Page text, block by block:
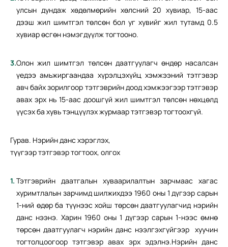
улсын дундаж хөдөлмөрийн хөлсний 20 хувиар, 15-аас
дээш жил шимтгэл төлсөн бол уг хувийг жил тутамд 0.5
хувиар өсгөн нэмэгдүүлж тогтооно.
Олон жил шимтгэл төлсөн даатгуулагч өндөр насалсан
үедээ амьжиргаандаа хүрэлцэхүйц хэмжээний тэтгэвэр
авч байх зорилгоор тэтгэврийн доод хэмжээгээр тэтгэвэр
авах эрх нь 15-аас доошгүй жил шимтгэл төлсөн нөхцөлд
үүсэх ба хувь тэнцүүлэх журмаар тэтгэвэр тогтоохгүй.
Гурав. Нэрийн данс хэрэглэх,
түүгээр тэтгэвэр тогтоох, олгох
Тэтгэврийн даатгалын хуваарилалтын зарчмаас хагас
хуримтлалын зарчимд шилжихдээ 1960 оны 1 дүгээр сарын
1-ний өдөр ба түүнээс хойш төрсөн даатгуулагчид нэрийн
данс нээнэ. Харин 1960 оны 1 дүгээр сарын 1-нээс өмнө
төрсөн даатгуулагч нэрийн данс нээлгэхгүйгээр хуучин
тогтолцоогоор тэтгэвэр авах эрх эдэлнэ.Нэрийн данс